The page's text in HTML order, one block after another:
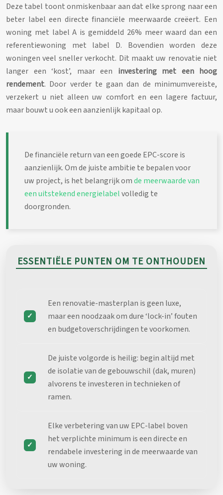
Deze tabel toont onmiskenbaar aan dat elke sprong naar een
beter label een directe financiële meerwaarde creëert. Een
woning met label A is gemiddeld 26% meer waard dan een
referentiewoning met label D. Bovendien worden deze
woningen veel sneller verkocht. Dit maakt uw renovatie niet
langer een ‘kost’, maar een investering met een hoog
rendement. Door verder te gaan dan de minimumvereiste,
verzekert u niet alleen uw comfort en een lagere factuur,
maar bouwt u ook een aanzienlijk kapitaal op.
De financiële return van een goede EPC-score is
aanzienlijk. Om de juiste ambitie te bepalen voor
uw project, is het belangrijk omde meerwaarde van
een uitstekend energielabelvolledig te
doorgronden.
ESSENTIËLE PUNTEN OM TE ONTHOUDEN
Een renovatie-masterplan is geen luxe,
maar een noodzaak om dure ‘lock-in’ fouten
en budgetoverschrijdingen te voorkomen.
De juiste volgorde is heilig: begin altijd met
de isolatie van de gebouwschil (dak, muren)
alvorens te investeren in technieken of
ramen.
Elke verbetering van uw EPC-label boven
het verplichte minimum is een directe en
rendabele investering in de meerwaarde van
uw woning.